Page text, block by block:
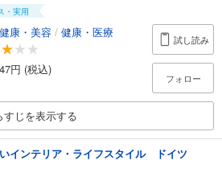
・実用
康・美容 / 健康・医療
円 (税込)
試し読み
フォロー
すじを表示する
インテリア・ライフスタイル ドイツ